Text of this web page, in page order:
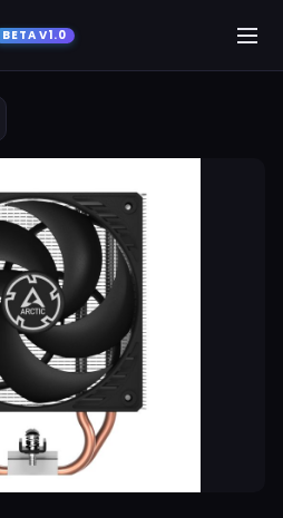
BETA V1.0